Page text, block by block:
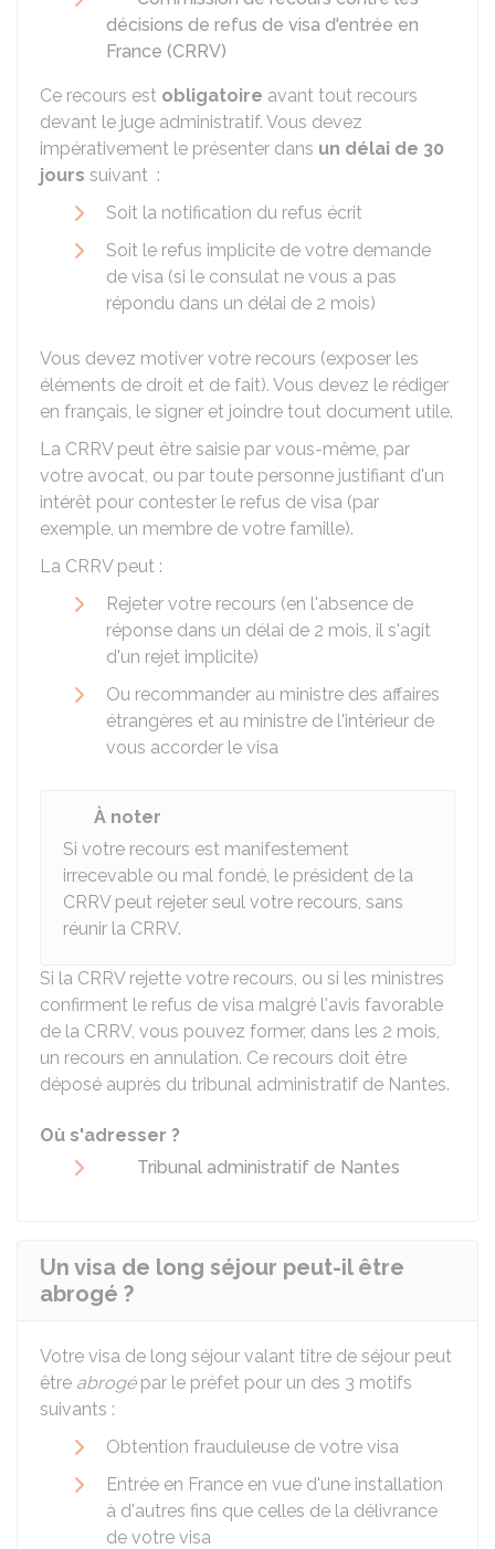
décisions de refus de visa d'entrée en
France (CRRV)
Ce recours est obligatoire avant tout recours
devant le juge administratif. Vous devez
impérativement le présenter dans un délai de 30
jours suivant :
Soit la notification du refus écrit
Soit le refus implicite de votre demande
de visa (si le consulat ne vous a pas
répondu dans un délai de 2 mois)
Vous devez motiver votre recours (exposer les
éléments de droit et de fait). Vous devez le rédiger
en français, le signer et joindre tout document utile.
La CRRV peut être saisie par vous-même, par
votre avocat, ou par toute personne justifiant d'un
intérêt pour contester le refus de visa (par
exemple, un membre de votre famille).
La CRRV peut :
Rejeter votre recours (en l'absence de
réponse dans un délai de 2 mois, il s'agit
d'un rejet implicite)
Ou recommander au ministre des affaires
étrangères et au ministre de l'intérieur de
vous accorder le visa
À noter
Si votre recours est manifestement
irrecevable ou mal fondé, le président de la
CRRV peut rejeter seul votre recours, sans
réunir la CRRV.
Si la CRRV rejette votre recours, ou si les ministres
confirment le refus de visa malgré l'avis favorable
de la CRRV, vous pouvez former, dans les 2 mois,
un recours en annulation. Ce recours doit être
déposé auprès du tribunal administratif de Nantes.
Où s'adresser ?
Tribunal administratif de Nantes
Un visa de long séjour peut-il être
abrogé ?
Votre visa de long séjour valant titre de séjour peut
être abrogépar le préfet pour un des 3 motifs
suivants :
Obtention frauduleuse de votre visa
Entrée en France en vue d'une installation
à d'autres fins que celles de la délivrance
de votre visa